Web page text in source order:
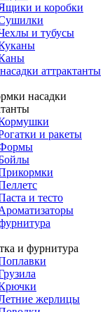
и коробки
и тубусы
аттрактанты
насадки
и ракеты
и тесто
и фурнитура
жерлицы